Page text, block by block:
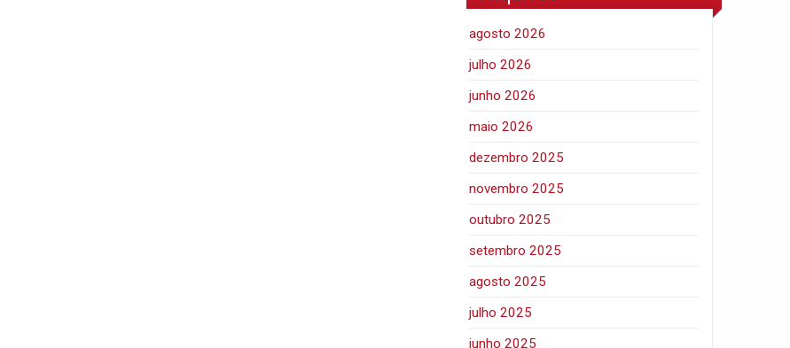
agosto 2026
julho 2026
junho 2026
maio 2026
dezembro 2025
novembro 2025
outubro 2025
setembro 2025
agosto 2025
julho 2025
junho 2025